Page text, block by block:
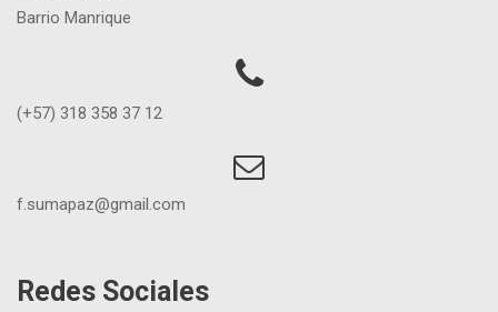
Barrio Manrique
(+57) 318 358 37 12
f.sumapaz@gmail.com
Redes Sociales